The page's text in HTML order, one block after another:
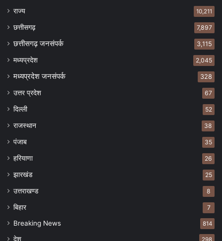
राज्य 10,211
छत्तीसगढ़ 7,897
छत्तीसगढ़ जनसंपर्क 3,115
मध्यप्रदेश 2,045
मध्यप्रदेश जनसंपर्क 328
उत्तर प्रदेश 67
दिल्ली 52
राजस्थान 38
पंजाब 35
हरियाणा 26
झारखंड 25
उत्तराखण्ड 8
बिहार 7
Breaking News 814
देश 298